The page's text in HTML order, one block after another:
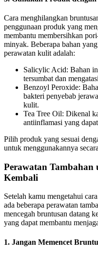
Cara menghilangkan
penggunaan produk yang
membantu membersihkan
minyak. Beberapa bahan
perawatan kulit adalah:
Salicylic Acid: Bahan
tersumbat dan
Benzoyl Peroxide:
bakteri penyebab
kulit.
Tea Tree Oil: Dikenal
antiinflamasi yang
Pilih produk yang sesuai
untuk menggunakannya
Perawatan Tambahan
Kembali
Setelah kamu mengetahui
ada beberapa perawatan
mencegah bruntusan datang
yang dapat membantu
1. Jangan Memencet